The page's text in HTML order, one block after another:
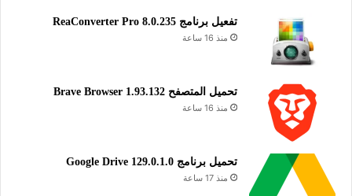
تفعيل برنامج ReaConverter Pro 8.0.235
منذ 16 ساعة
تحميل المتصفح Brave Browser 1.93.132
منذ 16 ساعة
تحميل برنامج Google Drive 129.0.1.0
منذ 17 ساعة